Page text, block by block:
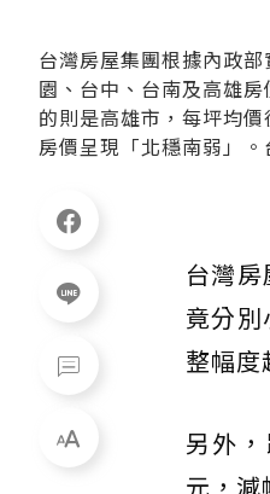
台灣房屋集團根據內政
園、台中、台南及高雄
的則是高雄市，每坪均
房價呈現「北穩南弱」
台灣
竟分
整幅度
另外
元，減